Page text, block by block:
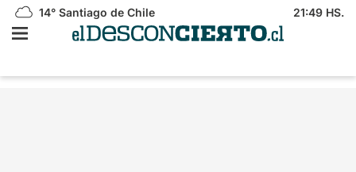
14° Santiago de Chile 21:49 HS.